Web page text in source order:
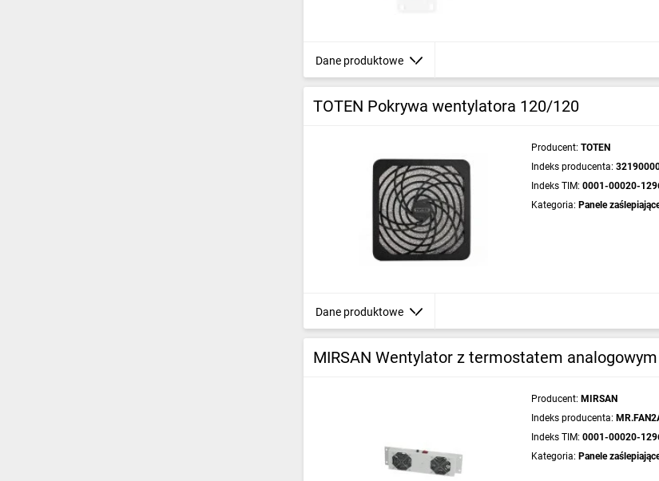
Dane produktowe
TOTEN Pokrywa wentylatora 120/120
Producent: TOTEN
Indeks producenta:
Indeks TIM: 0001-00020-
Kategoria: Panele
Dane produktowe
MIRSAN Wentylator z termostatem
Producent: MIRSAN
Indeks producenta:
Indeks TIM: 0001-00020-
Kategoria: Panele